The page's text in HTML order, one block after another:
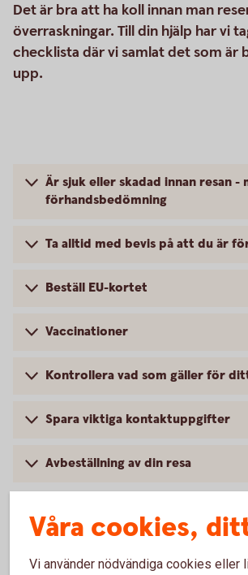
Det är bra att ha koll innan man
överraskningar. Till din hjälp har vi
checklista där vi samlat det som är
upp.
Är sjuk eller skadad innan resan -
förhandsbedömning
Ta alltid med bevis på att du är
Beställ EU-kortet
Vaccinationer
Kontrollera vad som gäller för
Spara viktiga kontaktuppgifter
Avbeställning av din resa
Logga in och se pris
hemförsäkringen
Våra cookies,
Vi använder nödvändiga cookies eller